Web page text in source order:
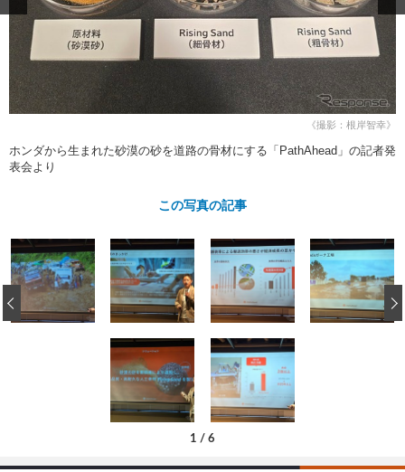
鈑金・塗装
ヘッドライト磨き コーティング
フィルム・ラッピング
小キズ直し 防錆
特集記事
ストップ 不具合修理＆粗悪修理
カーメーカー「旧車」関連プロジェ
クト
ショップ紹介
ショップレポート プロショップ検索
レストア
カーメーカー「旧車」関連プロジ
ェクト
コラム
イベント
《撮影：根岸智幸》
ホンダから生まれた砂漠の砂を道路の骨材にする「PathAhead」の記者発
表会より
この写真の記事
1 / 6
‹